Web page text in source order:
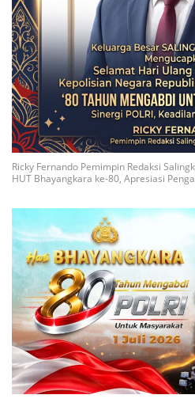
Ricky Fernando Pemimpin Redaksi
HUT Bhayangkara ke-80, Apresiasi